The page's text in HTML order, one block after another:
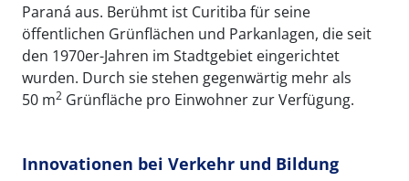
Paraná aus. Berühmt ist Curitiba für seine
öffentlichen Grünflächen und Parkanlagen, die seit
den 1970er-Jahren im Stadtgebiet eingerichtet
wurden. Durch sie stehen gegenwärtig mehr als
50 m2 Grünfläche pro Einwohner zur Verfügung.
Innovationen bei Verkehr und Bildung